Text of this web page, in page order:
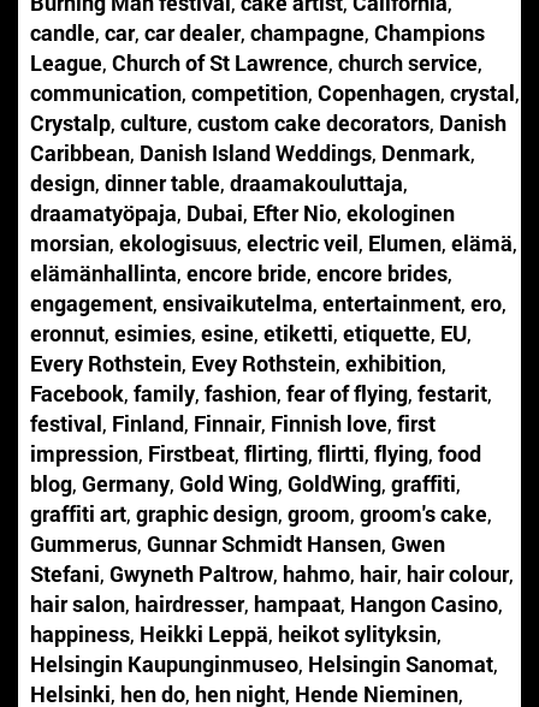
candle, car, car dealer, champagne, Champions
League, Church of St Lawrence, church service,
communication, competition, Copenhagen, crystal,
Crystalp, culture, custom cake decorators, Danish
Caribbean, Danish Island Weddings, Denmark,
design, dinner table, draamakouluttaja,
draamatyöpaja, Dubai, Efter Nio, ekologinen
morsian, ekologisuus, electric veil, Elumen, elämä,
elämänhallinta, encore bride, encore brides,
engagement, ensivaikutelma, entertainment, ero,
eronnut, esimies, esine, etiketti, etiquette, EU,
Every Rothstein, Evey Rothstein, exhibition,
Facebook, family, fashion, fear of flying, festarit,
festival, Finland, Finnair, Finnish love, first
impression, Firstbeat, flirting, flirtti, flying, food
blog, Germany, Gold Wing, GoldWing, graffiti,
graffiti art, graphic design, groom, groom's cake,
Gummerus, Gunnar Schmidt Hansen, Gwen
Stefani, Gwyneth Paltrow, hahmo, hair, hair colour,
hair salon, hairdresser, hampaat, Hangon Casino,
happiness, Heikki Leppä, heikot sylityksin,
Helsingin Kaupunginmuseo, Helsingin Sanomat,
Helsinki, hen do, hen night, Hende Nieminen,